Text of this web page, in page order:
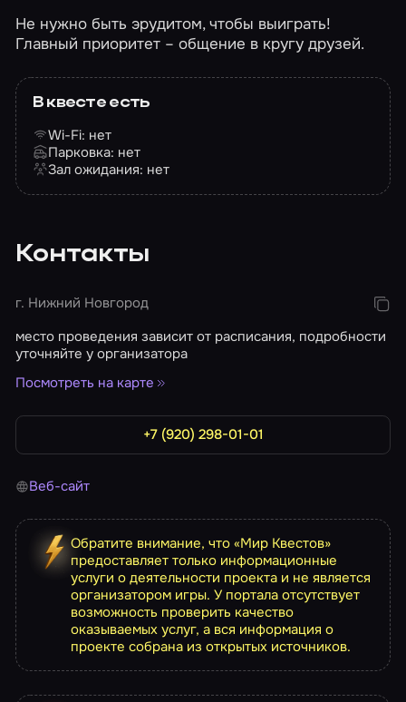
Не нужно быть эрудитом, чтобы выиграть!
Главный приоритет – общение в кругу друзей.
В квесте есть
Wi-Fi: нет
Парковка: нет
Зал ожидания: нет
Контакты
г. Нижний Новгород
место проведения зависит от расписания, подробности
уточняйте у организатора
Посмотреть на карте
+7 (920) 298-01-01
Веб-сайт
Обратите внимание, что «Мир Квестов»
предоставляет только информационные
услуги о деятельности проекта и не является
организатором игры. У портала отсутствует
возможность проверить качество
оказываемых услуг, а вся информация о
проекте собрана из открытых источников.